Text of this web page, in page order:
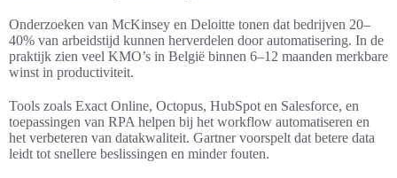
Onderzoeken van McKinsey en Deloitte tonen dat bedrijven 20–
40% van arbeidstijd kunnen herverdelen door automatisering. In de
praktijk zien veel KMO’s in België binnen 6–12 maanden merkbare
winst in productiviteit.
Tools zoals Exact Online, Octopus, HubSpot en Salesforce, en
toepassingen van RPA helpen bij het workflow automatiseren en
het verbeteren van datakwaliteit. Gartner voorspelt dat betere data
leidt tot snellere beslissingen en minder fouten.